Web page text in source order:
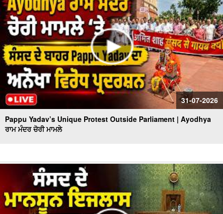
31-07-2026
Pappu Yadav’s Unique Protest Outside Parliament | Ayodhya
ਰਾਮ ਮੰਦਰ ਚੋਰੀ ਮਾਮਲੇ